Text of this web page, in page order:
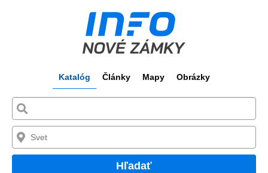
Katalóg Články Mapy Obrázky
Hľadať